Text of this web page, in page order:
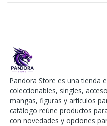
Pandora Store es una tienda
coleccionables, singles,
mangas, figuras y artículos
catálogo reúne productos
con novedades y opciones